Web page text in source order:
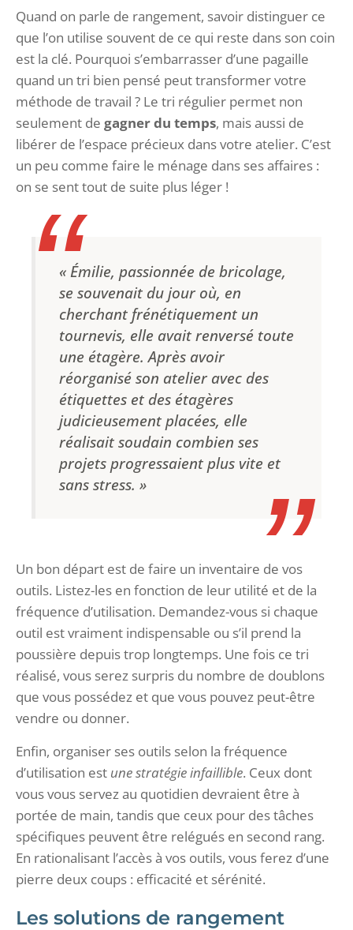
Quand on parle de rangement, savoir distinguer ce
que l’on utilise souvent de ce qui reste dans son coin
est la clé. Pourquoi s’embarrasser d’une pagaille
quand un tri bien pensé peut transformer votre
méthode de travail ? Le tri régulier permet non
seulement de gagner du temps, mais aussi de
libérer de l’espace précieux dans votre atelier. C’est
un peu comme faire le ménage dans ses affaires :
on se sent tout de suite plus léger !
« Émilie, passionnée de bricolage,
se souvenait du jour où, en
cherchant frénétiquement un
tournevis, elle avait renversé toute
une étagère. Après avoir
réorganisé son atelier avec des
étiquettes et des étagères
judicieusement placées, elle
réalisait soudain combien ses
projets progressaient plus vite et
sans stress. »
Un bon départ est de faire un inventaire de vos
outils. Listez-les en fonction de leur utilité et de la
fréquence d’utilisation. Demandez-vous si chaque
outil est vraiment indispensable ou s’il prend la
poussière depuis trop longtemps. Une fois ce tri
réalisé, vous serez surpris du nombre de doublons
que vous possédez et que vous pouvez peut-être
vendre ou donner.
Enfin, organiser ses outils selon la fréquence
d’utilisation est une stratégie infaillible. Ceux dont
vous vous servez au quotidien devraient être à
portée de main, tandis que ceux pour des tâches
spécifiques peuvent être relégués en second rang.
En rationalisant l’accès à vos outils, vous ferez d’une
pierre deux coups : efficacité et sérénité.
Les solutions de rangement